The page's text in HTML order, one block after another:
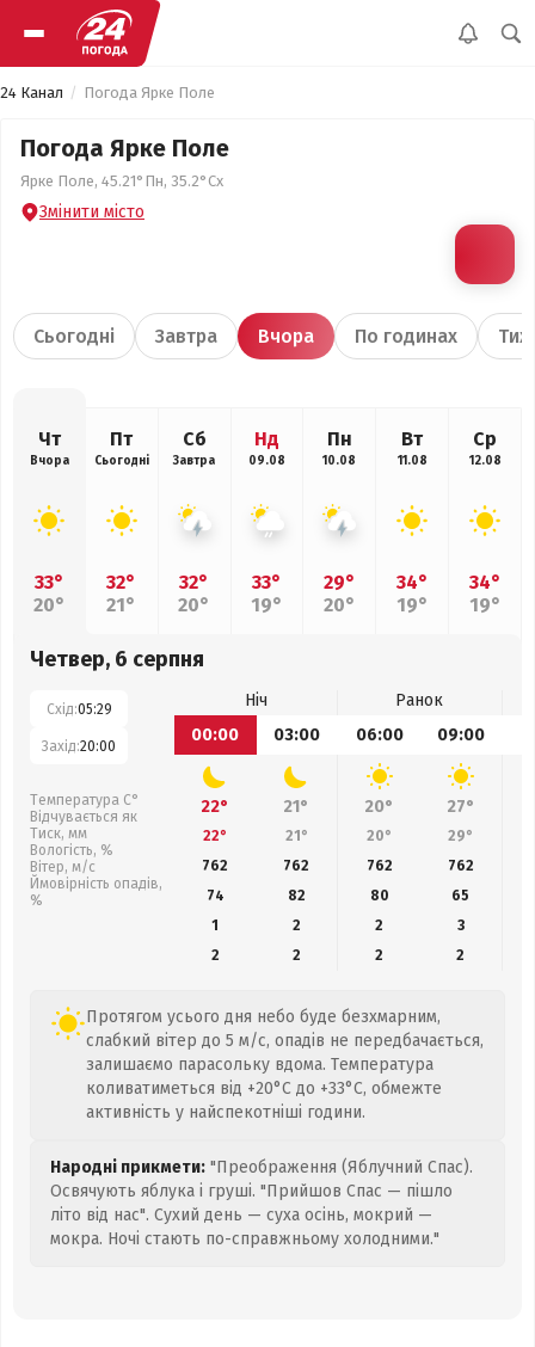
24 Канал Погода Ярке Поле
Погода Ярке Поле
Ярке Поле, 45.21°Пн, 35.2°Сх
Змінити місто
Сьогодні Завтра Вчора По годинах
Чт
Вчора
33°
20°
Пт
Сьогодні
32°
21°
Сб
Завтра
32°
20°
Нд
09.08
33°
19°
Пн
10.08
29°
20°
Вт
11.08
34°
19°
Ср
12.08
34°
19°
Четвер, 6 серпня
Схід:05:29
Захід:20:00
Температура С°
Відчувається як
Тиск, мм
Вологість, %
Вітер, м/с
Ймовірність опадів,
%
Ніч
Ранок
00:00
03:00 06:00 09:00
22° 21° 20° 27°
22° 21° 20° 29°
762
762 762 762
74
82 80 65
1
2 2
3
2
2 2 2
Протягом усього дня небо буде безхмарним,
слабкий вітер до 5 м/с, опадів не передбачається,
залишаємо парасольку вдома. Температура
коливатиметься від +20°C до +33°C, обмежте
активність у найспекотніші години.
Народні прикмети: "Преображення (Яблучний Спас).
Освячують яблука і груші. "Прийшов Спас — пішло
літо від нас". Сухий день — суха осінь, мокрий —
мокра. Ночі стають по-справжньому холодними."